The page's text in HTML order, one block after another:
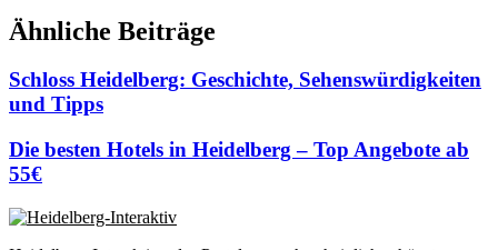
Ähnliche Beiträge
Schloss Heidelberg: Geschichte, Sehenswürdigkeiten
und Tipps
Die besten Hotels in Heidelberg – Top Angebote ab
55€